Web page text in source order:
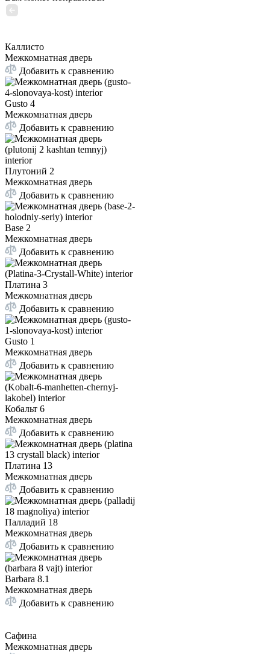
Каллисто
Межкомнатная дверь
Добавить к сравнению
Gusto 4
Межкомнатная дверь
Добавить к сравнению
Плутоний 2
Межкомнатная дверь
Добавить к сравнению
Base 2
Межкомнатная дверь
Добавить к сравнению
Платина 3
Межкомнатная дверь
Добавить к сравнению
Gusto 1
Межкомнатная дверь
Добавить к сравнению
Кобальт 6
Межкомнатная дверь
Добавить к сравнению
Платина 13
Межкомнатная дверь
Добавить к сравнению
Палладий 18
Межкомнатная дверь
Добавить к сравнению
Barbara 8.1
Межкомнатная дверь
Добавить к сравнению
Сафина
Межкомнатная дверь